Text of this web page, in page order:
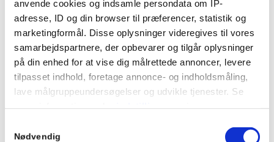
anvende cookies og indsamle persondata om IP-
adresse, ID og din browser til præferencer, statistik og
marketingformål. Disse oplysninger videregives til vores
samarbejdspartnere, der opbevarer og tilgår oplysninger
på din enhed for at vise dig målrettede annoncer, levere
tilpasset indhold, foretage annonce- og indholdsmåling,
lave målgruppeundersøgelser og udvikle tjenester. Se
tilbage eller ændre indstillinger fra vores
Nødvendig